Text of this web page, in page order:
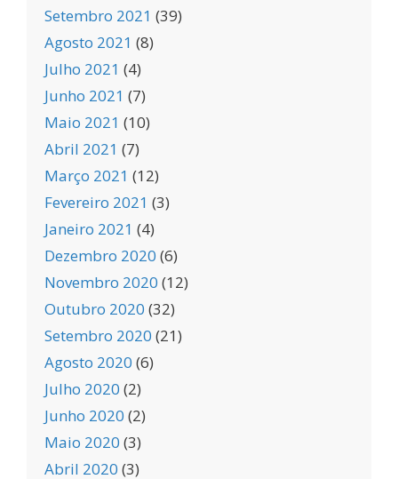
Setembro 2021 (39)
Agosto 2021 (8)
Julho 2021 (4)
Junho 2021 (7)
Maio 2021 (10)
Abril 2021 (7)
Março 2021 (12)
Fevereiro 2021 (3)
Janeiro 2021 (4)
Dezembro 2020 (6)
Novembro 2020 (12)
Outubro 2020 (32)
Setembro 2020 (21)
Agosto 2020 (6)
Julho 2020 (2)
Junho 2020 (2)
Maio 2020 (3)
Abril 2020 (3)